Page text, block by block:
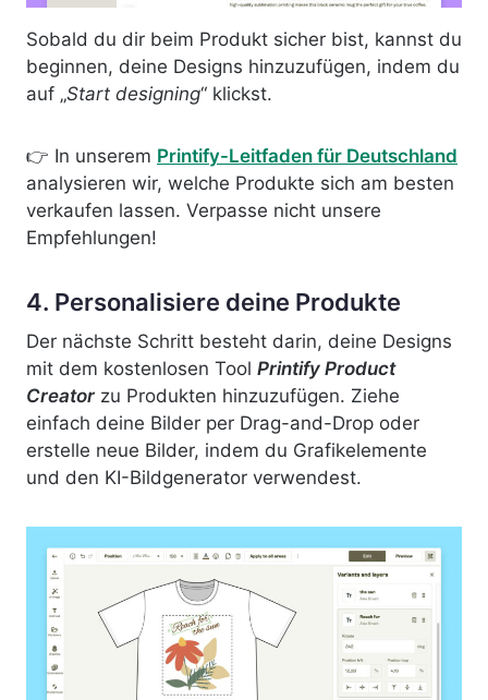
Sobald du dir beim Produkt sicher bist, kannst du
beginnen, deine Designs hinzuzufügen, indem du
auf „Start designing“ klickst.
👉 In unserem Printify-Leitfaden für Deutschland
analysieren wir, welche Produkte sich am besten
verkaufen lassen. Verpasse nicht unsere
Empfehlungen!
4. Personalisiere deine Produkte
Der nächste Schritt besteht darin, deine Designs
mit dem kostenlosen Tool Printify Product
Creator zu Produkten hinzuzufügen. Ziehe
einfach deine Bilder per Drag-and-Drop oder
erstelle neue Bilder, indem du Grafikelemente
und den KI-Bildgenerator verwendest.